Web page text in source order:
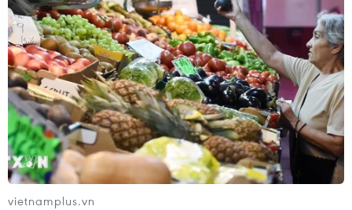
(TTXVN/Vietnam+)
vietnamplus.vn